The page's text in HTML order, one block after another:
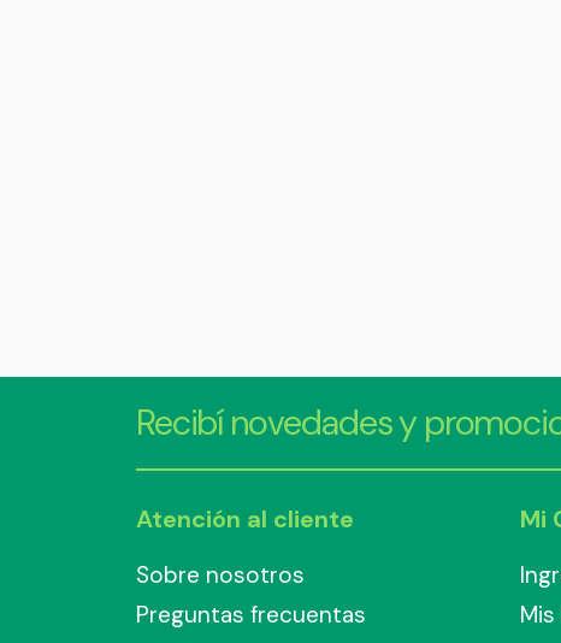
Recibí novedades y
Atención al cliente
Sobre nosotros
Preguntas frecuentas
Mi